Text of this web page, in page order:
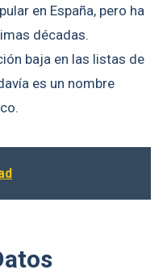
en España, pero ha
décadas.
baja en las listas de
es un nombre